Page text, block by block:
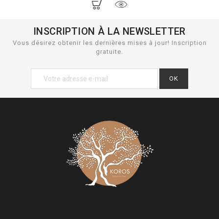
INSCRIPTION À LA NEWSLETTER
Vous désirez obtenir les dernières mises à jour! Inscription
gratuite.